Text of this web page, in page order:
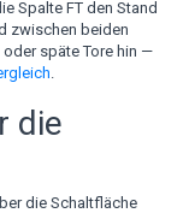
Spalte FT den Stand
zwischen beiden
späte Tore hin —
.
die
die Schaltfläche